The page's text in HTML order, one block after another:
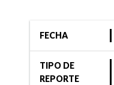
Informe Crediticio
FECHA
TIPO DE
REPORTE